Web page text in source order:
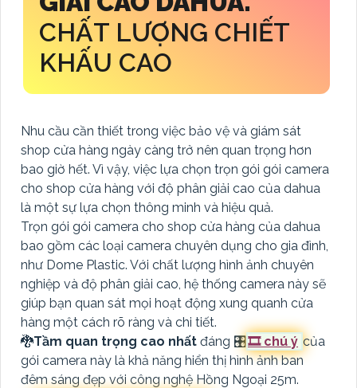
CHẤT LƯỢNG CHIẾT
KHẤU CAO
Nhu cầu cần thiết trong việc bảo vệ và giám sát
shop cửa hàng ngày càng trở nên quan trọng hơn
bao giờ hết. Vì vậy, việc lựa chọn trọn gói gói camera
cho shop cửa hàng với độ phân giải cao của dahua
là một sự lựa chọn thông minh và hiệu quả.
Trọn gói gói camera cho shop cửa hàng của dahua
bao gồm các loại camera chuyên dụng cho gia đình,
như Dome Plastic. Với chất lượng hình ảnh chuyên
nghiệp và độ phân giải cao, hệ thống camera này sẽ
giúp bạn quan sát mọi hoạt động xung quanh cửa
hàng một cách rõ ràng và chi tiết.
🐉️Tầm quan trọng cao nhất đáng 🎛🎞 chú ý của
gói camera này là khả năng hiển thị hình ảnh ban
đêm sáng đẹp với công nghệ Hồng Ngoại 25m.